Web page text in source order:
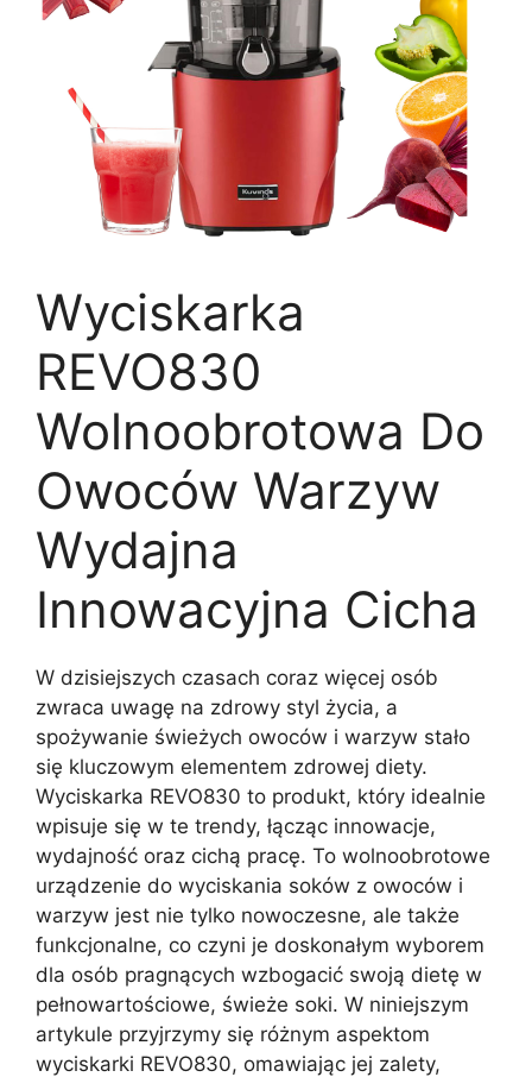
Wyciskarka
REVO830
Wolnoobrotowa Do
Owoców Warzyw
Wydajna
Innowacyjna Cicha
W dzisiejszych czasach coraz więcej osób
zwraca uwagę na zdrowy styl życia, a
spożywanie świeżych owoców i warzyw stało
się kluczowym elementem zdrowej diety.
Wyciskarka REVO830 to produkt, który idealnie
wpisuje się w te trendy, łącząc innowacje,
wydajność oraz cichą pracę. To wolnoobrotowe
urządzenie do wyciskania soków z owoców i
warzyw jest nie tylko nowoczesne, ale także
funkcjonalne, co czyni je doskonałym wyborem
dla osób pragnących wzbogacić swoją dietę w
pełnowartościowe, świeże soki. W niniejszym
artykule przyjrzymy się różnym aspektom
wyciskarki REVO830, omawiając jej zalety,